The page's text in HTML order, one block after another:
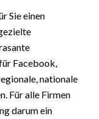
Sie einen
Facebook,
nationale
Für alle Firmen
darum ein